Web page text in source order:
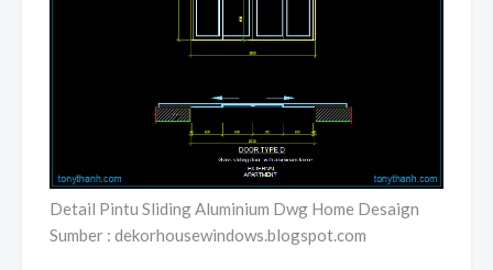
Detail Pintu Sliding Aluminium Dwg Home Desaign
Sumber : dekorhousewindows.blogspot.com